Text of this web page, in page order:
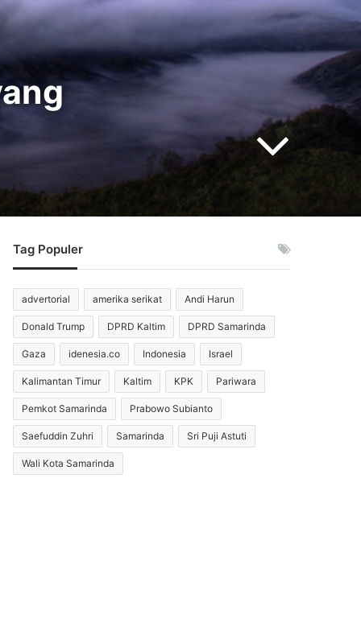
Tag Populer
advertorial amerika serikat Andi Harun
Donald Trump DPRD Kaltim DPRD Samarinda
Gaza idenesia.co Indonesia Israel
Kalimantan Timur Kaltim KPK Pariwara
Pemkot Samarinda Prabowo Subianto
Saefuddin Zuhri Samarinda Sri Puji Astuti
Wali Kota Samarinda